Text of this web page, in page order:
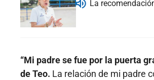
La
“Mi padre se fue por la puerta
de Teo. La relación de mi padre